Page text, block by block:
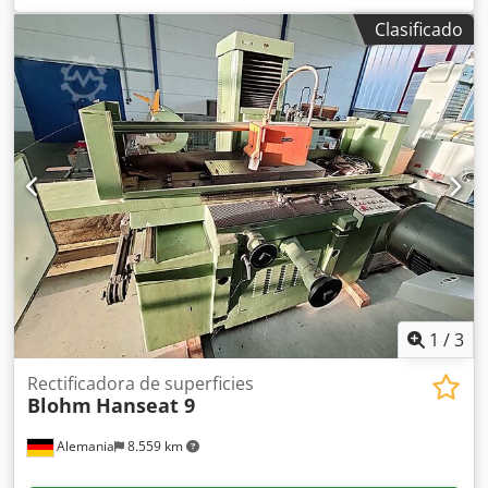
ancho de lijado:600 mm, altura de rectificado:500 mm,
diámetro de disco rectificador:400 mm, tipo de control:
Control NC, DETALLES TÉCNICOS Control: NC Ergomatic
Longitud de rectificado: 800 mm Chsdpfxsxl Sifo Anuja
Ancho de rectificado: 600 mm Altura de rectificado: 500
mm Diámetro de la muela: 400 mm EQUIPAMIENTO Placa
de sujeción electromagnética Sistema de limpieza de
refrigerante
Clasificado
1 /3
Alemania 8.559 km
Rectificadora de superficies
Blohm Hanseat 9